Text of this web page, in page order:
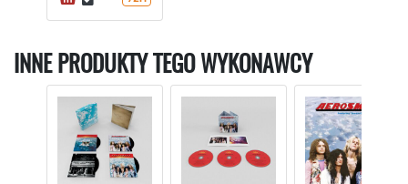
INNE PRODUKTY TEGO WYKONAWCY